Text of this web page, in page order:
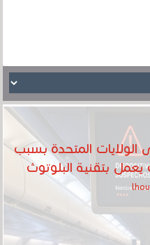
المتحدة بسبب
بتقنية البلوتوث